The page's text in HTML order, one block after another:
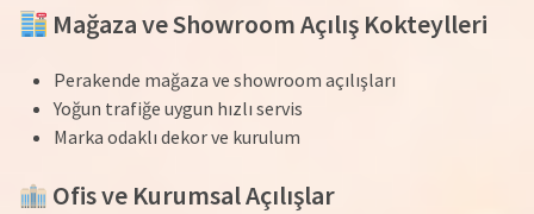
Mağaza ve Showroom Açılış Kokteylleri
Perakende mağaza ve showroom açılışları
Yoğun trafiğe uygun hızlı servis
Marka odaklı dekor ve kurulum
Ofis ve Kurumsal Açılışlar